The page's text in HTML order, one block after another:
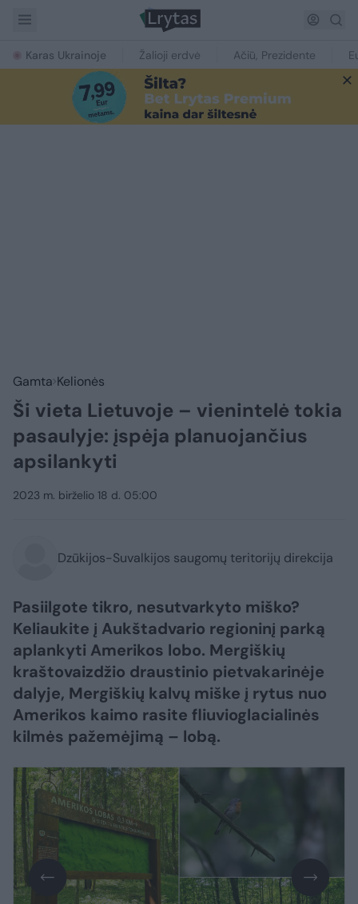
Karas Ukrainoje Žalioji erdvė Ačiū, Prezidente
Gamta Kelionės
Ši vieta Lietuvoje – vienintelė tokia
pasaulyje: įspėja planuojančius
apsilankyti
2023 m. birželio 18 d. 05:00
Dzūkijos-Suvalkijos saugomų teritorijų direkcija
Pasiilgote tikro, nesutvarkyto miško?
Keliaukite į Aukštadvario regioninį parką
aplankyti Amerikos lobo. Mergiškių
kraštovaizdžio draustinio pietvakarinėje
dalyje, Mergiškių kalvų miške į rytus nuo
Amerikos kaimo rasite fliuvioglacialinės
kilmės pažemėjimą – lobą.